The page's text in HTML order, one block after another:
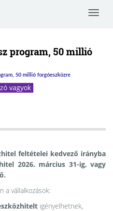
Toggle
program, 50 millió
50 millió forgóeszközre
vagyok
feltételei kedvező irányba
2026. március 31-ig, vagy
a vállalkozások:
igényelhetnek,